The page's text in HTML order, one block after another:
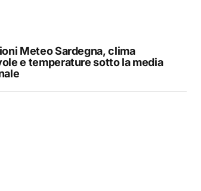
Meteo Sardegna, clima
e temperature sotto la media